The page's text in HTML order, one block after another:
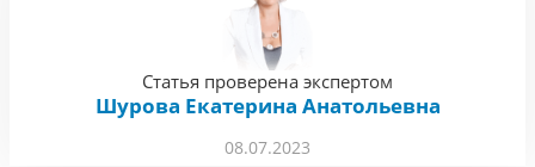
08.07.2023
Статья проверена экспертом
Шурова Екатерина Анатольевна